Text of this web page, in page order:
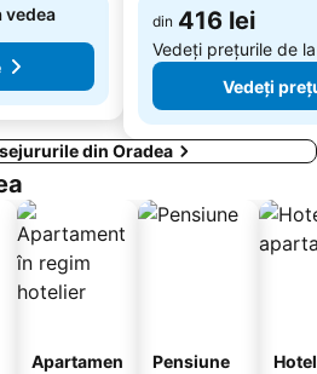
vedea
din 416 lei
Vedeți prețurile de
Vedeți
din Oradea
Apartamen
Pensiune